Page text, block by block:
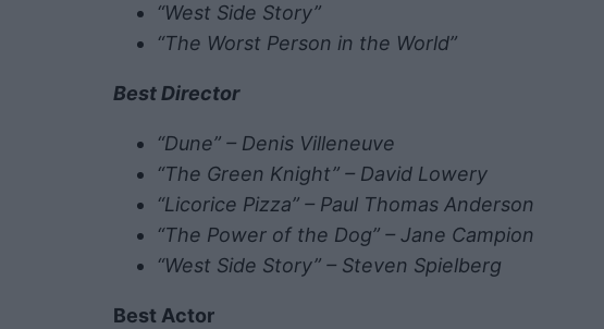
“West Side Story”
“The Worst Person in the World”
Best Director
“Dune” – Denis Villeneuve
“The Green Knight” – David Lowery
“Licorice Pizza” – Paul Thomas Anderson
“The Power of the Dog” – Jane Campion
“West Side Story” – Steven Spielberg
Best Actor